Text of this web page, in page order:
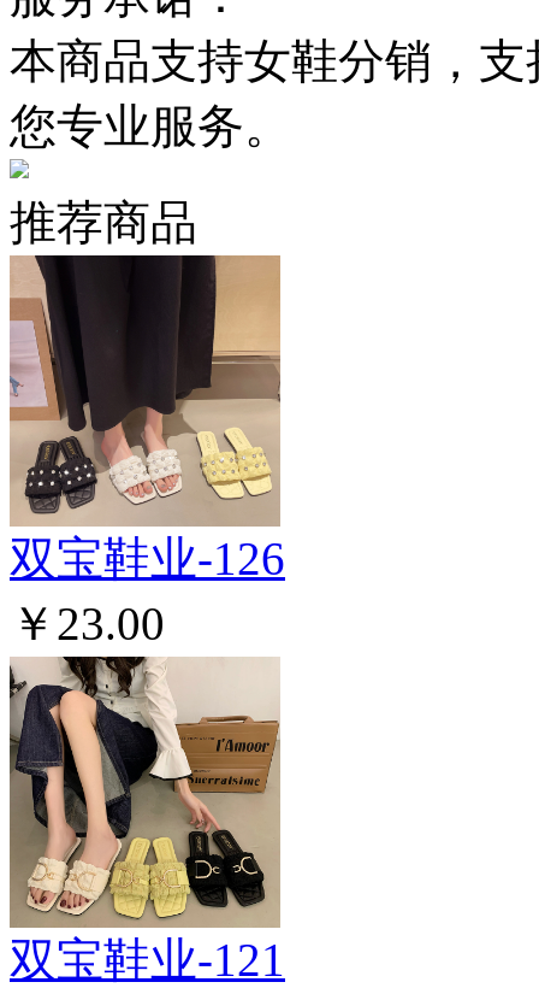
本商品支持女鞋分销，
您专业服务。
推荐商品
双宝鞋业-126
￥23.00
双宝鞋业-121